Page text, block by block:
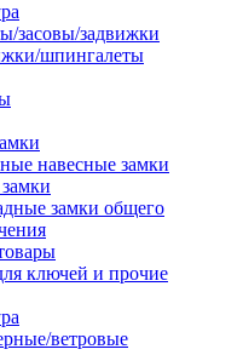
засовы/задвижки
шпингалеты
навесные замки
замки общего
ключей и прочие
ветровые